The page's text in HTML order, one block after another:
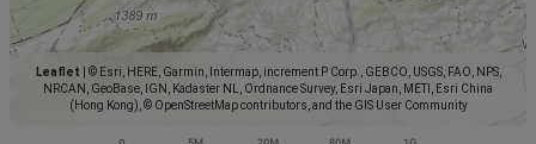
Leaflet
© Esri, HERE, Garmin, Intermap, increment P Corp., GEBCO, USGS, FAO, NPS,
NRCAN, GeoBase, IGN, Kadaster NL, Ordnance Survey, Esri Japan, METI, Esri China
(Hong Kong), © OpenStreetMap contributors, and the GIS User Community